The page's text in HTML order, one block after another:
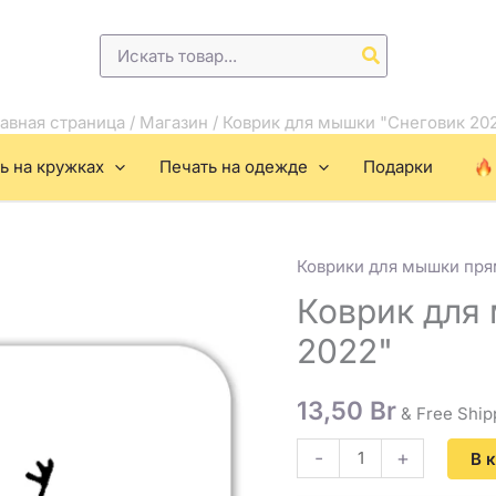
страница / Магазин / Коврик для мышки "Снеговик
на кружках Печать на одежде Подарки
Коврики для мышки
Коврик
2022"
13,50 Br & Free
-
Количество
товара
Коврик
для
"Снеговик
+ В